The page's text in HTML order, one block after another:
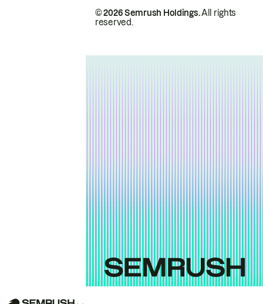
© 2026 Semrush Holdings.All rights
reserved.